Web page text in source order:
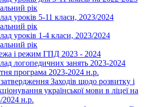
рік
уроків 5-11 класи, 2023/2024
рік
уроків 1-4 класи, 2023/2024
рік
і режим ГПД 2023 - 2024
логопедичних занять 2023-2024
програма 2023-2024 н.р.
Заходів щодо розвитку і
української мови в ліцеї на
2024 н.р.